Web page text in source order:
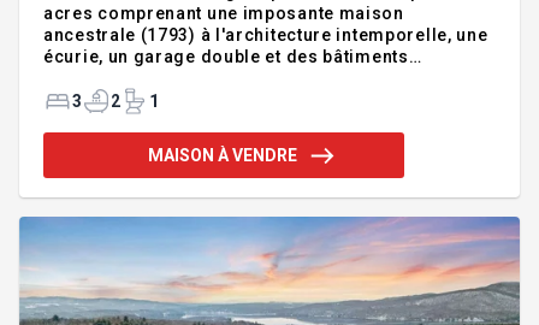
acres comprenant une imposante maison
ancestrale (1793) à l'architecture intemporelle, une
écurie, un garage double et des bâtiments
Ayer's Cliff et North Hatley. Idéal pour chevaux,
Une propriété de caractère offrant un mode de vie
paisible et raffiné. Addenda :Cette propriété
bâtiments accessoires (grange, garage double
détaché). *Le second,
3 2 1
MAISON À VENDRE